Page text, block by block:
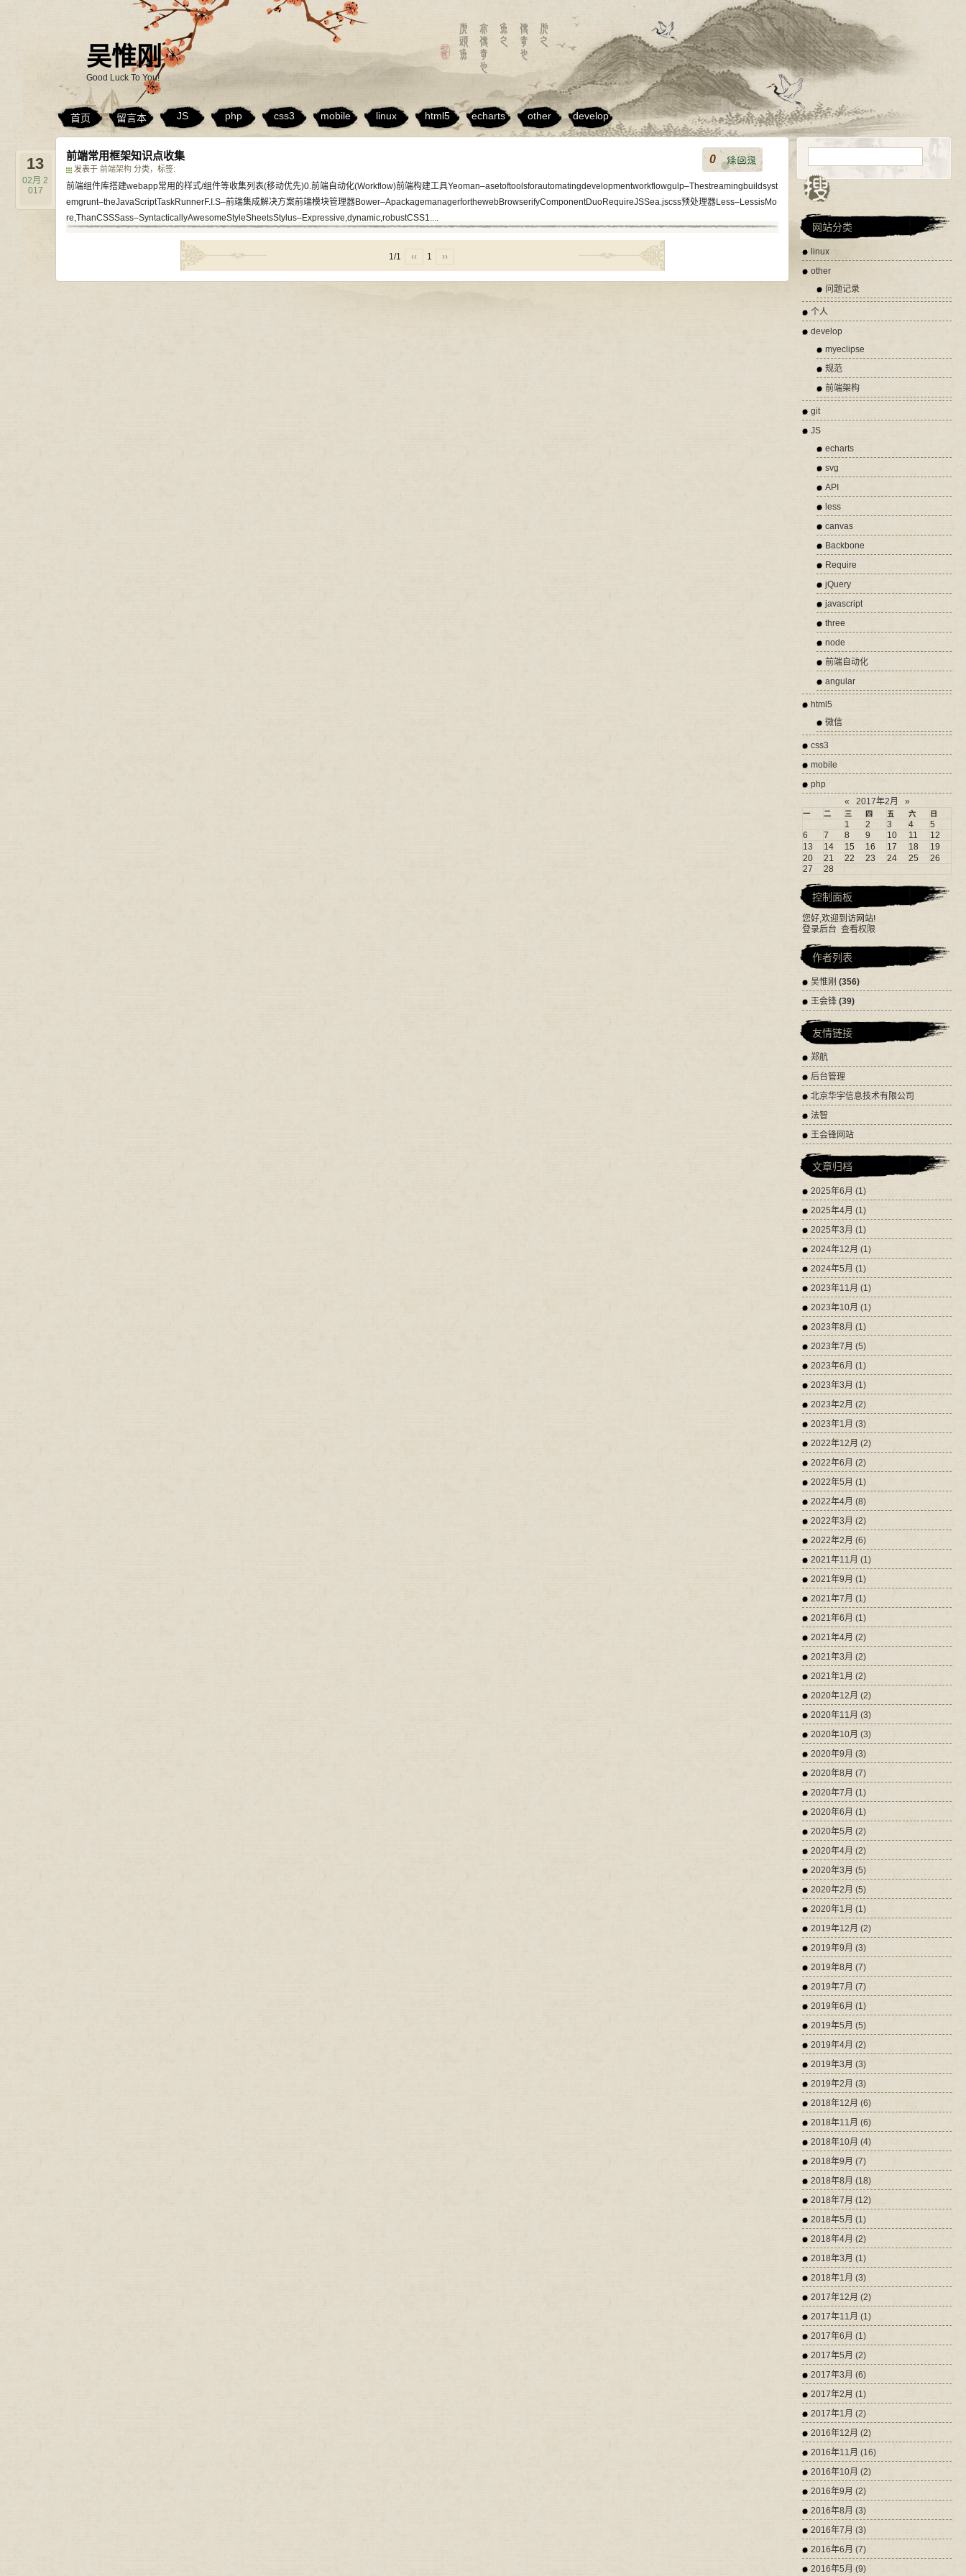
吴惟刚
Good Luck To You!
首页 留言本 JS php css3 mobile linux html5 echarts other develop
前端常用框架知识点收集
发表于 前端架构 分类，标签:
13
02月 2
017
0
前端组件库搭建webapp常用的样式/组件等收集列表(移动优先)0.前端自动化(Workflow)前端构建工具Yeoman–asetoftoolsforautomatingdevelopmentworkflowgulp–Thestreamingbuildsyst
emgrunt–theJavaScriptTaskRunnerF.I.S–前端集成解决方案前端模块管理器Bower–ApackagemanagerforthewebBrowserifyComponentDuoRequireJSSea.jscss预处理器Less–LessisMo
re,ThanCSSSass–SyntacticallyAwesomeStyleSheetsStylus–Expressive,dynamic,robustCSS1....
1/1 ‹‹ 1 ››
网站分类
linux
other
问题记录
个人
develop
myeclipse
规范
前端架构
git
JS
echarts
svg
API
less
canvas
Backbone
Require
jQuery
javascript
three
node
前端自动化
angular
html5
微信
css3
mobile
php
«
2017年2月 »
一 二 三 四 五 六 日
1 2 3 4
5
6
7 8 9 10 11
12
13
14 15 16 17 18
19
20
21 22 23 24 25
26
27
28
控制面板
您好,欢迎到访网站!
登录后台 查看权限
作者列表
吴惟刚 (356)
王会锋 (39)
友情链接
郑航
后台管理
北京华宇信息技术有限公司
法智
王会锋网站
文章归档
2025年6月 (1)
2025年4月 (1)
2025年3月 (1)
2024年12月 (1)
2024年5月 (1)
2023年11月 (1)
2023年10月 (1)
2023年8月 (1)
2023年7月 (5)
2023年6月 (1)
2023年3月 (1)
2023年2月 (2)
2023年1月 (3)
2022年12月 (2)
2022年6月 (2)
2022年5月 (1)
2022年4月 (8)
2022年3月 (2)
2022年2月 (6)
2021年11月 (1)
2021年9月 (1)
2021年7月 (1)
2021年6月 (1)
2021年4月 (2)
2021年3月 (2)
2021年1月 (2)
2020年12月 (2)
2020年11月 (3)
2020年10月 (3)
2020年9月 (3)
2020年8月 (7)
2020年7月 (1)
2020年6月 (1)
2020年5月 (2)
2020年4月 (2)
2020年3月 (5)
2020年2月 (5)
2020年1月 (1)
2019年12月 (2)
2019年9月 (3)
2019年8月 (7)
2019年7月 (7)
2019年6月 (1)
2019年5月 (5)
2019年4月 (2)
2019年3月 (3)
2019年2月 (3)
2018年12月 (6)
2018年11月 (6)
2018年10月 (4)
2018年9月 (7)
2018年8月 (18)
2018年7月 (12)
2018年5月 (1)
2018年4月 (2)
2018年3月 (1)
2018年1月 (3)
2017年12月 (2)
2017年11月 (1)
2017年6月 (1)
2017年5月 (2)
2017年3月 (6)
2017年2月 (1)
2017年1月 (2)
2016年12月 (2)
2016年11月 (16)
2016年10月 (2)
2016年9月 (2)
2016年8月 (3)
2016年7月 (3)
2016年6月 (7)
2016年5月 (9)